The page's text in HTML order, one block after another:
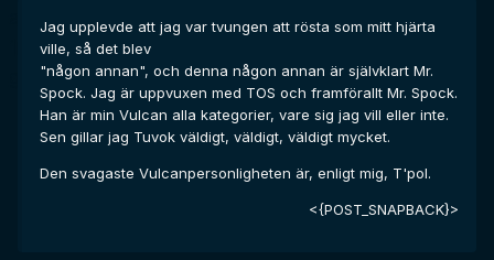
Jag upplevde att jag var tvungen att rösta som mitt hjärta
ville, så det blev
"någon annan", och denna någon annan är självklart Mr.
Spock. Jag är uppvuxen med TOS och framförallt Mr. Spock.
Han är min Vulcan alla kategorier, vare sig jag vill eller inte.
Sen gillar jag Tuvok väldigt, väldigt, väldigt mycket.
Den svagaste Vulcanpersonligheten är, enligt mig, T'pol.
<{POST_SNAPBACK}>